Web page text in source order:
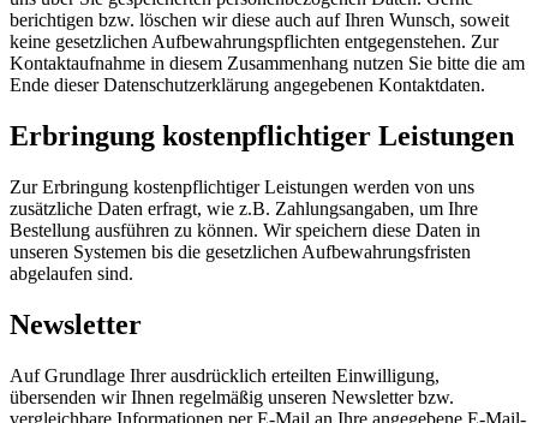
berichtigen bzw. löschen wir diese auch auf Ihren Wunsch, soweit
keine gesetzlichen Aufbewahrungspflichten entgegenstehen. Zur
Kontaktaufnahme in diesem Zusammenhang nutzen Sie bitte die am
Ende dieser Datenschutzerklärung angegebenen Kontaktdaten.
Erbringung kostenpflichtiger Leistungen
Zur Erbringung kostenpflichtiger Leistungen werden von uns
zusätzliche Daten erfragt, wie z.B. Zahlungsangaben, um Ihre
Bestellung ausführen zu können. Wir speichern diese Daten in
unseren Systemen bis die gesetzlichen Aufbewahrungsfristen
abgelaufen sind.
Newsletter
Auf Grundlage Ihrer ausdrücklich erteilten Einwilligung,
übersenden wir Ihnen regelmäßig unseren Newsletter bzw.
vergleichbare Informationen per E-Mail an Ihre angegebene E-Mail-